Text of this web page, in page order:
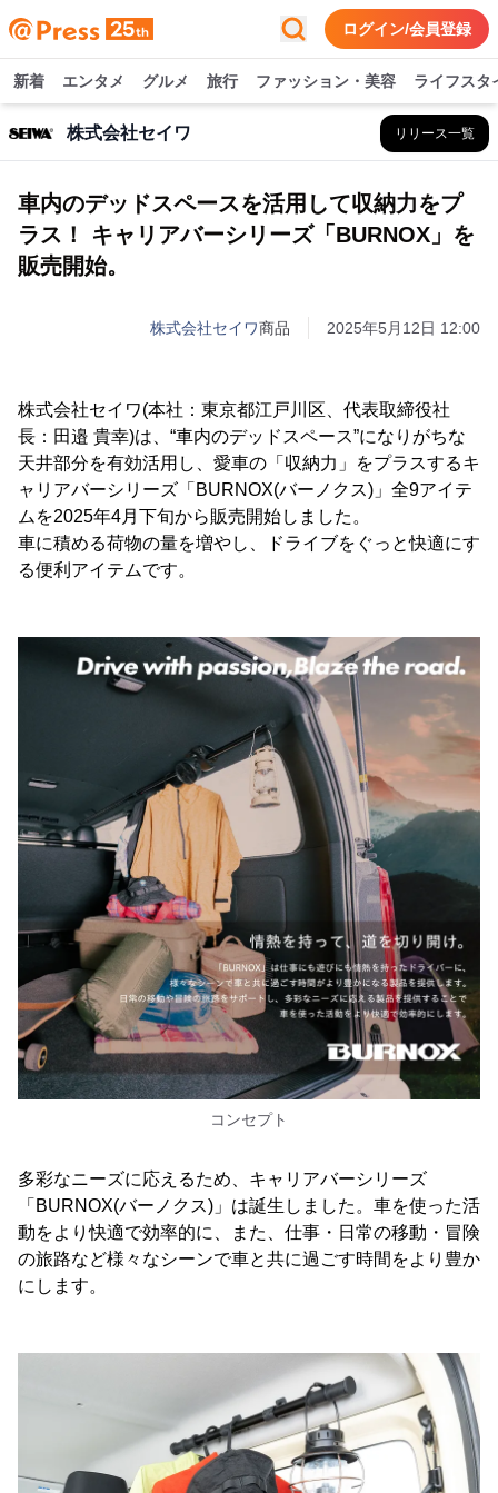
ログイン/会員登録
新着 エンタメ グルメ 旅行 ファッション・美容 ライフスタ
株式会社セイワ リリース一覧
車内のデッドスペースを活用して収納力をプ
ラス！ キャリアバーシリーズ「BURNOX」を
販売開始。
株式会社セイワ商品 2025年5月12日 12:00
株式会社セイワ(本社：東京都江戸川区、代表取締役社
長：田邉 貴幸)は、“車内のデッドスペース”になりがちな
天井部分を有効活用し、愛車の「収納力」をプラスするキ
ャリアバーシリーズ「BURNOX(バーノクス)」全9アイテ
ムを2025年4月下旬から販売開始しました。
車に積める荷物の量を増やし、ドライブをぐっと快適にす
る便利アイテムです。
コンセプト
多彩なニーズに応えるため、キャリアバーシリーズ
「BURNOX(バーノクス)」は誕生しました。車を使った活
動をより快適で効率的に、また、仕事・日常の移動・冒険
の旅路など様々なシーンで車と共に過ごす時間をより豊か
にします。